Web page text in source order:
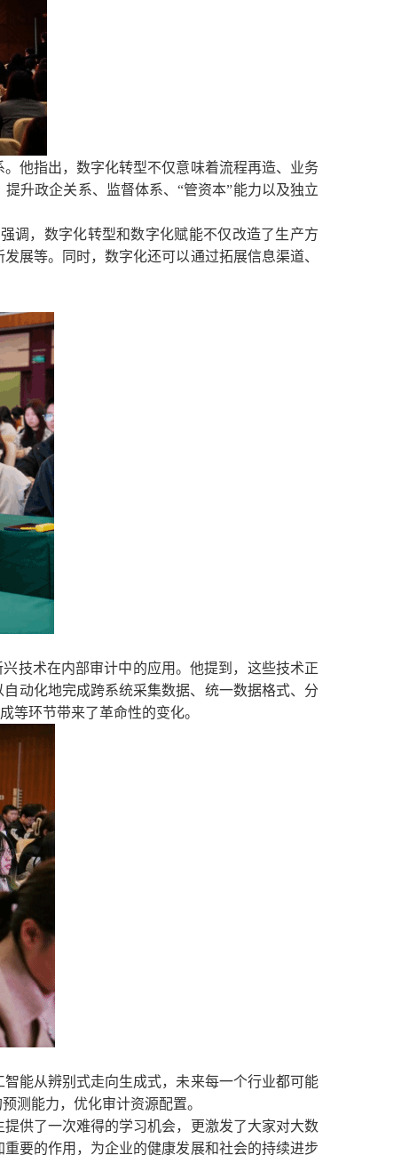
他指出，数字化转型不仅意味着流程再造、业务
升政企关系、监督体系、“管资本”能力以及独立
调，数字化转型和数字化赋能不仅改造了生产方
展等。同时，数字化还可以通过拓展信息渠道、
兴技术在内部审计中的应用。他提到，这些技术正
自动化地完成跨系统采集数据、统一数据格式、分
等环节带来了革命性的变化。
能从辨别式走向生成式，未来每一个行业都可能
测能力，优化审计资源配置。
供了一次难得的学习机会，更激发了大家对大数
要的作用，为企业的健康发展和社会的持续进步